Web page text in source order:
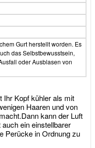
Gurt herstellt worden. Es
das Selbstbewusstsein,
oder Ausblasen von
Ihr Kopf kühler als mit
Haaren und von
kann der Luft
ein einstellbarer
Perücke in Ordnung zu